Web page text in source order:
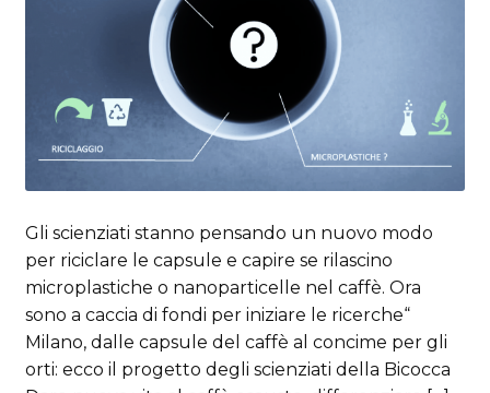
Gli scienziati stanno pensando un nuovo modo
per riciclare le capsule e capire se rilascino
microplastiche o nanoparticelle nel caffè. Ora
sono a caccia di fondi per iniziare le ricerche“
Milano, dalle capsule del caffè al concime per gli
orti: ecco il progetto degli scienziati della Bicocca